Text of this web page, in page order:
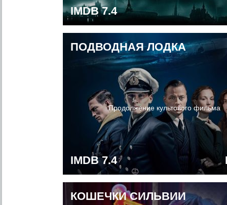
IMDB 7.4
ПОДВОДНАЯ ЛОДКА
Продолжение культового фильма
IMDB 7.4
КОШЕЧКИ СИЛЬВИИ